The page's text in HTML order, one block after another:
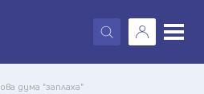
X
дума "заплаха"